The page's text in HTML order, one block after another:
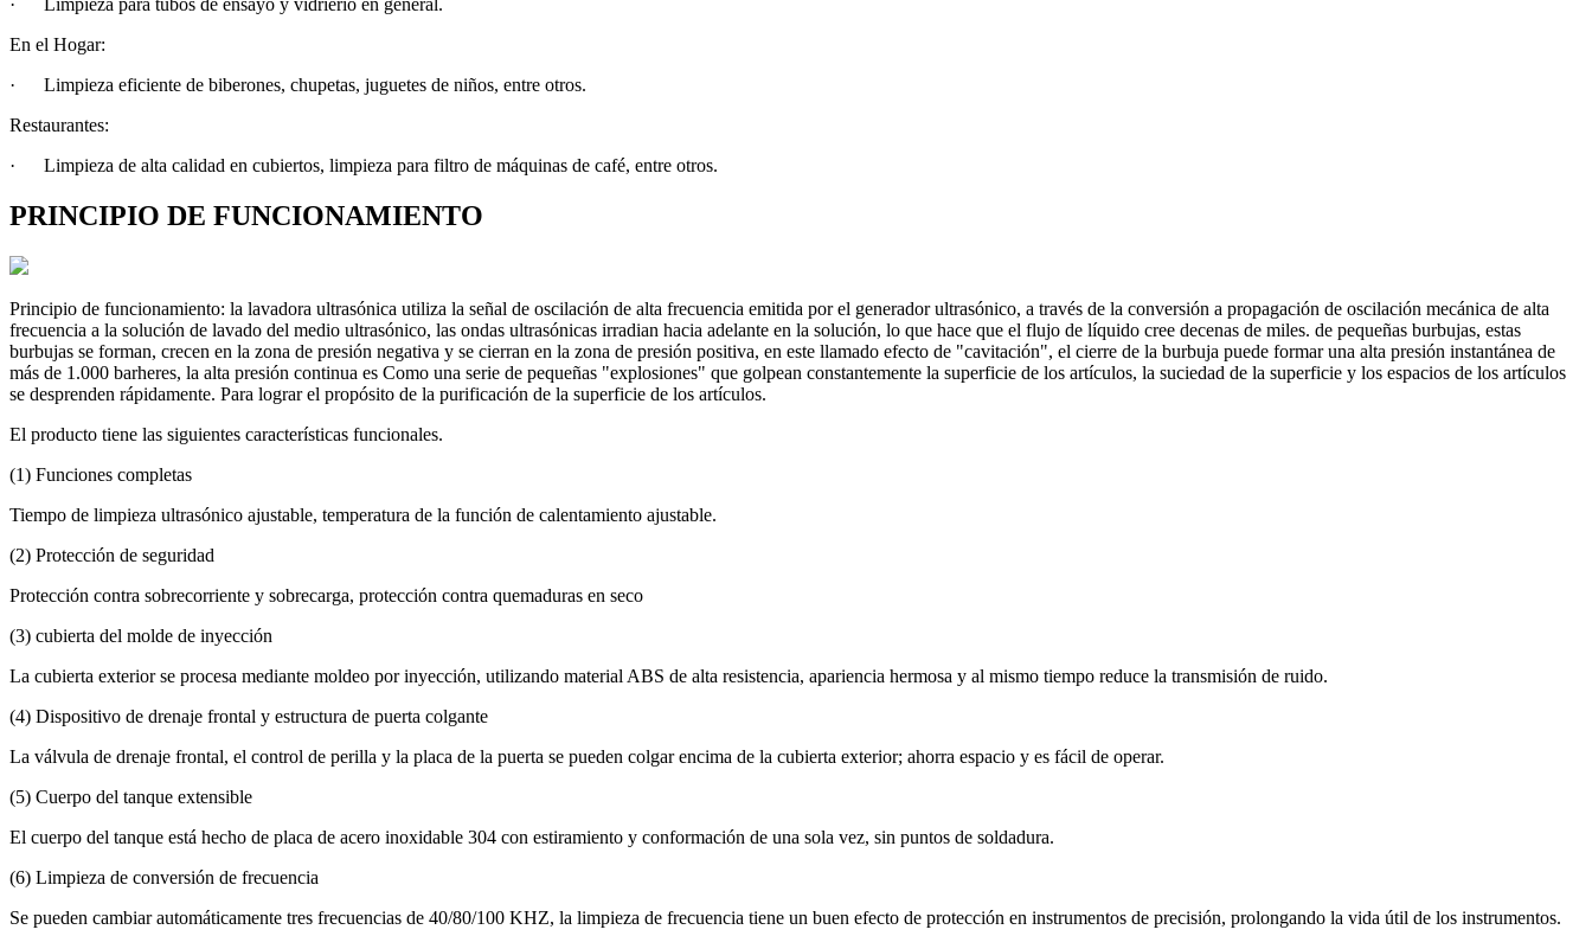
· Limpieza para tubos de ensayo y vidrierio en general.
En el Hogar:
· Limpieza eficiente de biberones, chupetas, juguetes de niños, entre otros.
Restaurantes:
· Limpieza de alta calidad en cubiertos, limpieza para filtro de máquinas de café, entre otros.
PRINCIPIO DE FUNCIONAMIENTO
Principio de funcionamiento: la lavadora ultrasónica utiliza la señal de oscilación de alta frecuencia emitida por el generador ultrasónico, a través de la conversión a propagación de oscilación mecánica de alta
frecuencia a la solución de lavado del medio ultrasónico, las ondas ultrasónicas irradian hacia adelante en la solución, lo que hace que el flujo de líquido cree decenas de miles. de pequeñas burbujas, estas
burbujas se forman, crecen en la zona de presión negativa y se cierran en la zona de presión positiva, en este llamado efecto de "cavitación", el cierre de la burbuja puede formar una alta presión instantánea de
más de 1.000 barheres, la alta presión continua es Como una serie de pequeñas "explosiones" que golpean constantemente la superficie de los artículos, la suciedad de la superficie y los espacios de los artículos
se desprenden rápidamente. Para lograr el propósito de la purificación de la superficie de los artículos.
El producto tiene las siguientes características funcionales.
(1) Funciones completas
Tiempo de limpieza ultrasónico ajustable, temperatura de la función de calentamiento ajustable.
(2) Protección de seguridad
Protección contra sobrecorriente y sobrecarga, protección contra quemaduras en seco
(3) cubierta del molde de inyección
La cubierta exterior se procesa mediante moldeo por inyección, utilizando material ABS de alta resistencia, apariencia hermosa y al mismo tiempo reduce la transmisión de ruido.
(4) Dispositivo de drenaje frontal y estructura de puerta colgante
La válvula de drenaje frontal, el control de perilla y la placa de la puerta se pueden colgar encima de la cubierta exterior; ahorra espacio y es fácil de operar.
(5) Cuerpo del tanque extensible
El cuerpo del tanque está hecho de placa de acero inoxidable 304 con estiramiento y conformación de una sola vez, sin puntos de soldadura.
(6) Limpieza de conversión de frecuencia
Se pueden cambiar automáticamente tres frecuencias de 40/80/100 KHZ, la limpieza de frecuencia tiene un buen efecto de protección en instrumentos de precisión, prolongando la vida útil de los instrumentos.